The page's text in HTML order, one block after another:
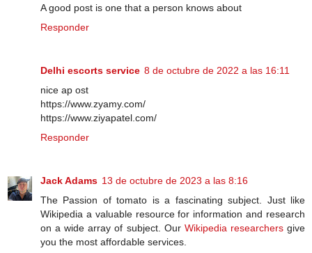
A good post is one that a person knows about
Responder
Delhi escorts service 8 de octubre de 2022 a las 16:11
nice ap ost
https://www.zyamy.com/
https://www.ziyapatel.com/
Responder
Jack Adams 13 de octubre de 2023 a las 8:16
The Passion of tomato is a fascinating subject. Just like
Wikipedia a valuable resource for information and research
on a wide array of subject. Our Wikipedia researchersgive
you the most affordable services.